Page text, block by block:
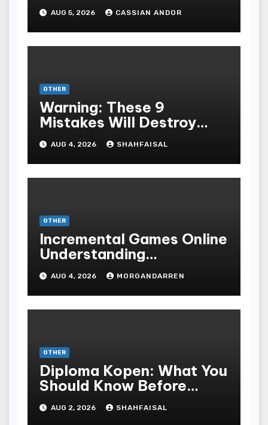
AUG 5, 2026 CASSIAN ANDOR
OTHER
Warning: These 9
Mistakes Will Destroy
Your TOP QUALITY
ONLINE GAMBLING
AUG 4, 2026 SHAHFAISAL
OTHER
Incremental Games Online
Understanding
Progressive Gameplay
and Long-Term Rewards
AUG 4, 2026 MORGANDARREN
OTHER
Diploma Kopen: What You
Should Know Before
Purchasing A Sheepskin
AUG 2, 2026 SHAHFAISAL